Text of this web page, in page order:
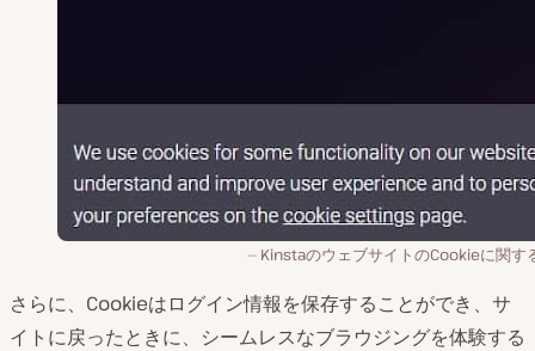
KinstaのウェブサイトのCookieに関す
さらに、Cookieはログイン情報を保存することができ、サ
イトに戻ったときに、シームレスなブラウジングを体験する